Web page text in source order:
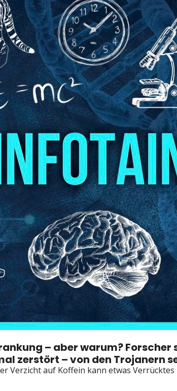
– aber warum?
zerstört – von den Trojanern
Verzicht auf Koffein kann etwas